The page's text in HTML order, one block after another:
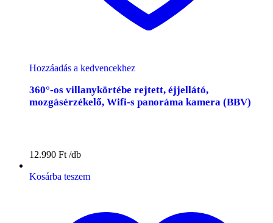
Hozzáadás a kedvencekhez
360°-os villanykörtébe rejtett, éjjellátó,
mozgásérzékelő, Wifi-s panoráma kamera (BBV)
12.990 Ft
Kosárba teszem